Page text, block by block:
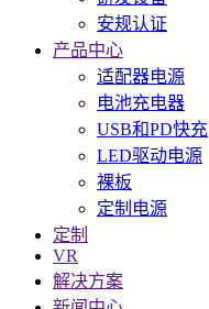
安规认证
产品中心
适配器电源
电池充电器
USB和PD快充
LED驱动电源
裸板
定制电源
定制
VR
解决方案